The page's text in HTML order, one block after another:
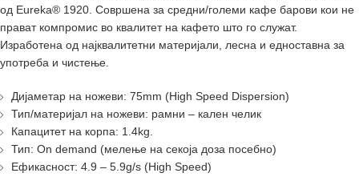
од Eureka® 1920. Совршена за средни/големи кафе барови кои не
прават компромис во квалитет на кафето што го служат.
Изработена од најквалитетни материјали, лесна и едноставна за
употреба и чистење.
Дијаметар на ножеви: 75mm (High Speed Dispersion)
Тип/материјал на ножеви: рамни – кален челик
Капацитет на корпа: 1.4kg.
Тип: On demand (мелење на секоја доза посебно)
Ефикасност: 4.9 – 5.9g/s (High Speed)